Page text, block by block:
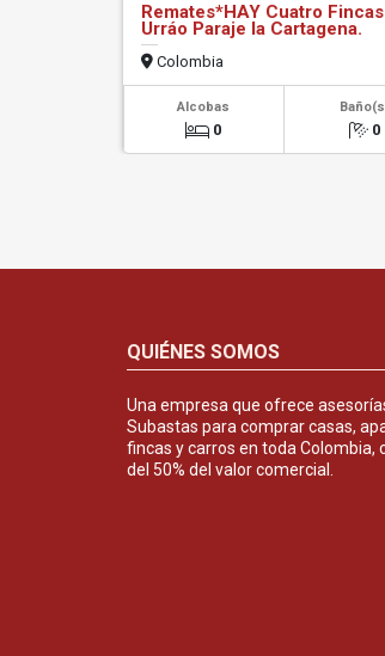
Remates*HAY Cuatro
Urráo Paraje la Cartagena.
Colombia
Alcobas
0 0
QUIÉNES SOMOS
Una empresa que ofrece
Subastas para comprar casas,
fincas y carros en toda Colombia,
del 50% del valor comercial.